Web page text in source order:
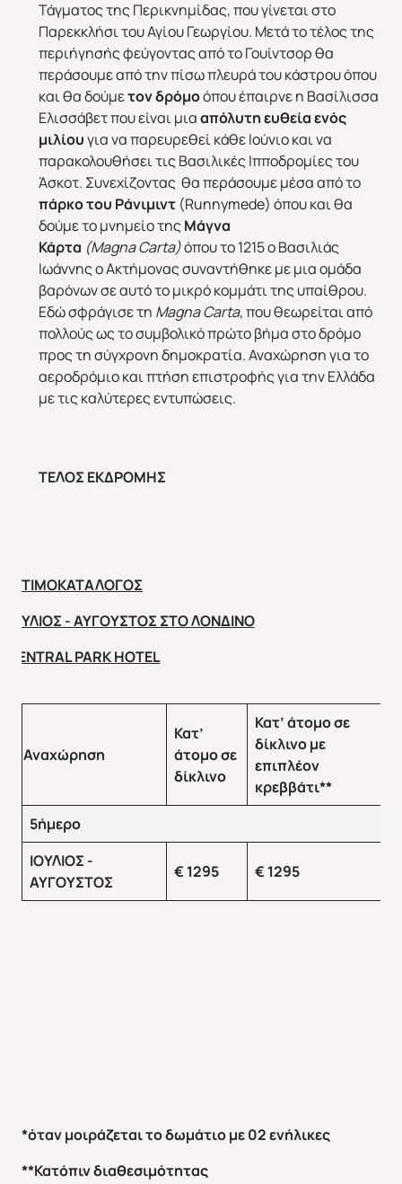
ΕΥΡΩΠΗ ΑΜΕΡΙΚΗ
ΑΣΙΑ
Τάγματος της Περικνημίδας, που γίνεται στο
Παρεκκλήσι του Αγίου Γεωργίου. Μετά το τέλος της
περιήγησής φεύγοντας από το Γουίντσορ θα
περάσουμε από την πίσω πλευρά του κάστρου όπου
και θα δούμετον δρόμοόπου έπαιρνε η Βασίλισσα
Ελισσάβετ που είναι μιααπόλυτη ευθεία ενός
μιλίουγια να παρευρεθεί κάθε Ιούνιο και να
παρακολουθήσει τις Βασιλικές Ιπποδρομίες του
Άσκοτ. Συνεχίζοντας θα περάσουμε μέσα από το
πάρκο του Ράνιμιντ (Runnymede) όπου και θα
δούμε το μνημείο τηςΜάγνα
Κάρτα (MagnaCarta)όπου το 1215 ο Βασιλιάς
Ιωάννης ο Ακτήμονας συναντήθηκε με μια ομάδα
βαρόνων σε αυτό το μικρό κομμάτι της υπαίθρου.
Εδώ σφράγισε τη MagnaCarta, που θεωρείται από
πολλούς ως το συμβολικό πρώτο βήμα στο δρόμο
προς τη σύγχρονη δημοκρατία. Αναχώρηση για το
αεροδρόμιο και πτήση επιστροφής για την Ελλάδα
με τις καλύτερες εντυπώσεις.
ΤΕΛΟΣ ΕΚΔΡΟΜΗΣ
ΤΙΜΟΚΑΤΑΛΟΓΟΣ
ΙΟΥΛΙΟΣ - ΑΥΓΟΥΣΤΟΣ ΣΤΟ ΛΟΝΔΙΝΟ
CENTRAL PARK HOTEL
Αναχώρηση
Κατ’
άτομο σε
δίκλινο
Κατ’ άτομο σε
δίκλινο με
επιπλέον
κρεββάτι**
5ήμερο
ΙΟΥΛΙΟΣ -
ΑΥΓΟΥΣΤΟΣ
€ 1295 € 1295
*όταν μοιράζεται το δωμάτιο με 02 ενήλικες
**Κατόπιν διαθεσιμότητας